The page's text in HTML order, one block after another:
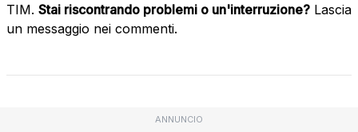
TIM. Stai riscontrando problemi o un'interruzione? Lascia
un messaggio nei commenti.
ANNUNCIO